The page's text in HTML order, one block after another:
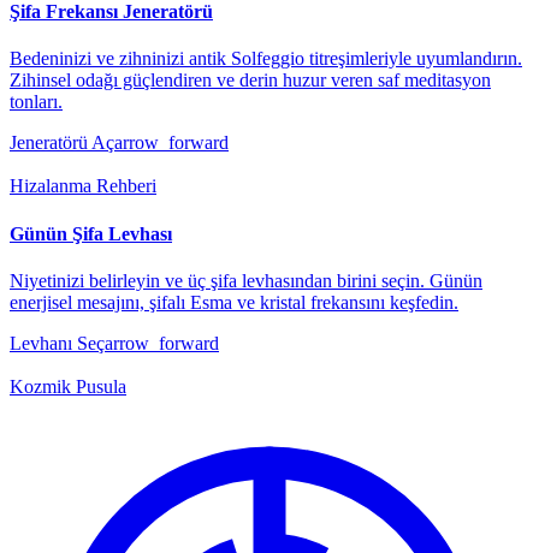
Şifa Frekansı Jeneratörü
Bedeninizi ve zihninizi antik Solfeggio titreşimleriyle uyumlandırın.
Zihinsel odağı güçlendiren ve derin huzur veren saf meditasyon
tonları.
Jeneratörü Açarrow_forward
Hizalanma Rehberi
Günün Şifa Levhası
Niyetinizi belirleyin ve üç şifa levhasından birini seçin. Günün
enerjisel mesajını, şifalı Esma ve kristal frekansını keşfedin.
Levhanı Seçarrow_forward
Kozmik Pusula